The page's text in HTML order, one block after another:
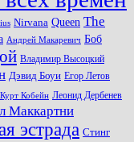
Nirvana Queen The
Андрей Макаревич Боб
Владимир Высоцкий
Дэвид Боуи Егор Летов
Курт Кобейн Леонид Дербенев
Маккартни
эстрада Стинг